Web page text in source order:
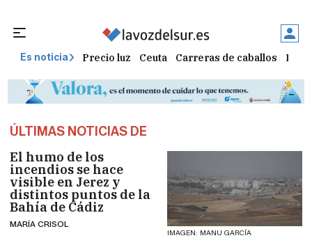
Es noticia Precio luz Ceuta Carreras de caballos
ÚLTIMAS NOTICIAS DE
IMAGEN: MANU GARCÍA
El humo de los
incendios se hace
visible en Jerez y
distintos puntos de la
Bahía de Cádiz
MARÍA CRISOL